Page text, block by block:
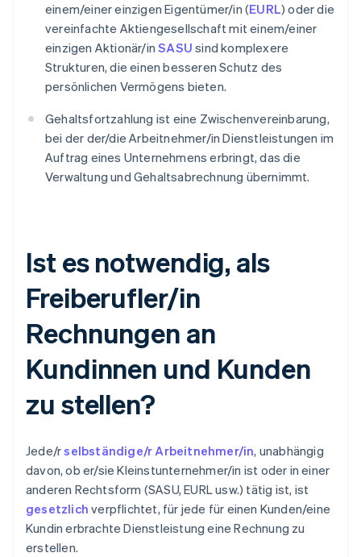
einem/einer einzigen Eigentümer/in (EURL) oder die
vereinfachte Aktiengesellschaft mit einem/einer
einzigen Aktionär/inSASU sind komplexere
Strukturen, die einen besseren Schutz des
persönlichen Vermögens bieten.
Gehaltsfortzahlung ist eine Zwischenvereinbarung,
bei der der/die Arbeitnehmer/in Dienstleistungen im
Auftrag eines Unternehmens erbringt, das die
Verwaltung und Gehaltsabrechnung übernimmt.
Ist es notwendig, als
Freiberufler/in
Rechnungen an
Kundinnen und Kunden
zu stellen?
Jede/rselbständige/r Arbeitnehmer/in, unabhängig
davon, ob er/sie Kleinstunternehmer/in ist oder in einer
anderen Rechtsform (SASU, EURL usw.) tätig ist, ist
gesetzlich verpflichtet, für jede für einen Kunden/eine
Kundin erbrachte Dienstleistung eine Rechnung zu
erstellen.